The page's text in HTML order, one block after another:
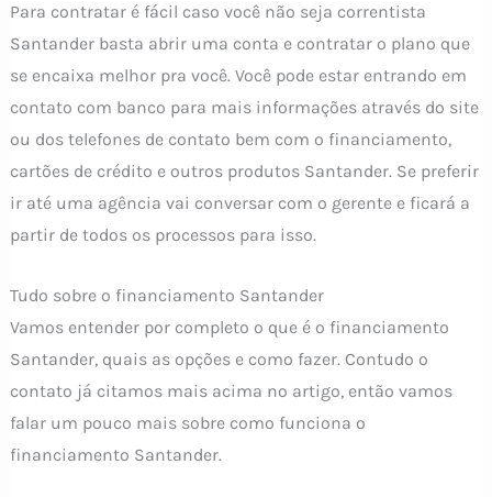
Para contratar é fácil caso você não seja correntista
Santander basta abrir uma conta e contratar o plano que
se encaixa melhor pra você. Você pode estar entrando em
contato com banco para mais informações através do site
ou dos telefones de contato bem com o financiamento,
cartões de crédito e outros produtos Santander. Se preferir
ir até uma agência vai conversar com o gerente e ficará a
partir de todos os processos para isso.
Tudo sobre o financiamento Santander
Vamos entender por completo o que é o financiamento
Santander, quais as opções e como fazer. Contudo o
contato já citamos mais acima no artigo, então vamos
falar um pouco mais sobre como funciona o
financiamento Santander.